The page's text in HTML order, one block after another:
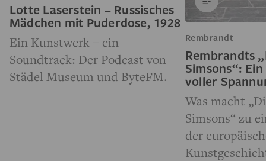
Lotte Laserstein – Russisches
Mädchen mit Puderdose, 1928
Ein Kunstwerk – ein
Soundtrack: Der Podcast von
Städel Museum und ByteFM.
Rembrandt
Rembrandts
Simsons“:
voller
Was macht
Simsons“ zu
der